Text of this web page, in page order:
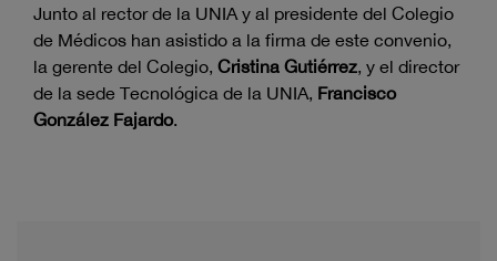
Junto al rector de la UNIA y al presidente del Colegio
de Médicos han asistido a la firma de este convenio,
la gerente del Colegio, Cristina Gutiérrez, y el director
de la sede Tecnológica de la UNIA, Francisco
González Fajardo.